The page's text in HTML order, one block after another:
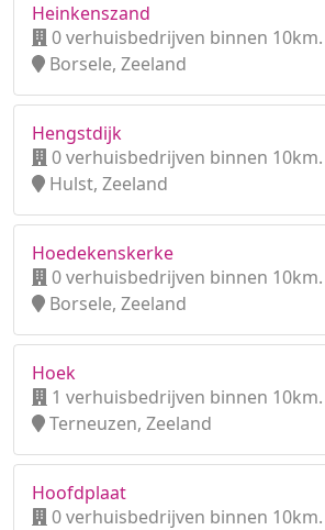
Heinkenszand
0 verhuisbedrijven binnen 10km.
Borsele, Zeeland
Hengstdijk
0 verhuisbedrijven binnen 10km.
Hulst, Zeeland
Hoedekenskerke
0 verhuisbedrijven binnen 10km.
Borsele, Zeeland
Hoek
1 verhuisbedrijven binnen 10km.
Terneuzen, Zeeland
Hoofdplaat
0 verhuisbedrijven binnen 10km.